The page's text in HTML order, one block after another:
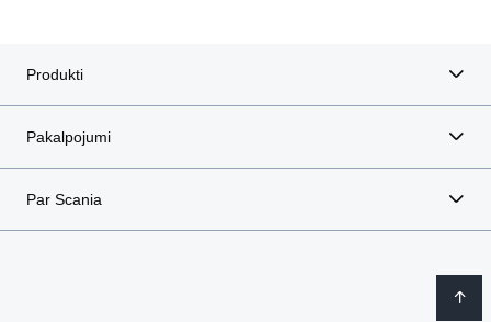
Produkti
Pakalpojumi
Par Scania